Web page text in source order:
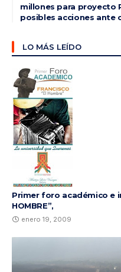
millones para proyecto
posibles acciones ante
LO MÁS LEÍDO
Primer foro académico e
HOMBRE”,
enero 19, 2009